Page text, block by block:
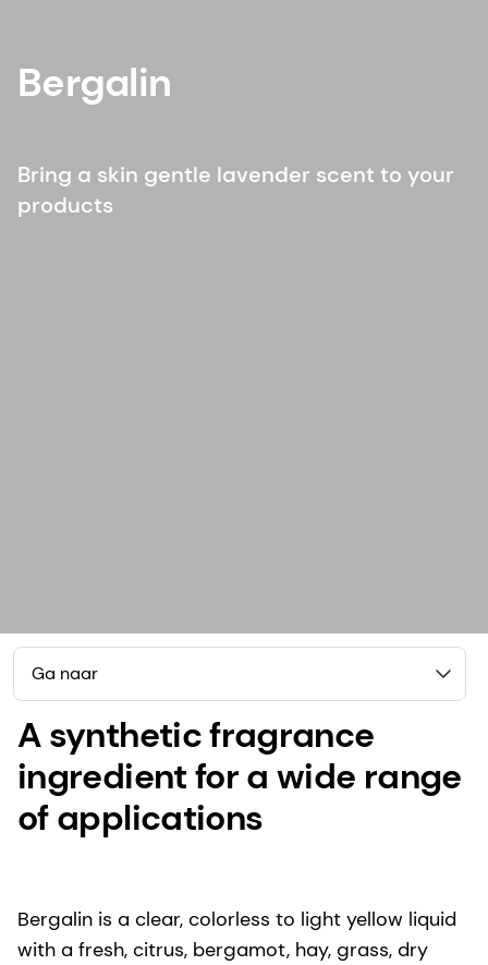
Bergalin
Bring a skin gentle lavender scent to your
products
Ga naar
A synthetic fragrance
ingredient for a wide range
of applications
Bergalin is a clear, colorless to light yellow liquid
with a fresh, citrus, bergamot, hay, grass, dry